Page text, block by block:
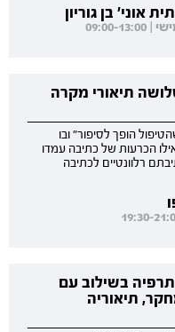
אוני' בן גוריון
תיאורי מקרה
הופך לסיפור" ובו
הכרעות של כתיבה עמדו
רלוונטיים לכתיבה
בשילוב עם
תיאוריה